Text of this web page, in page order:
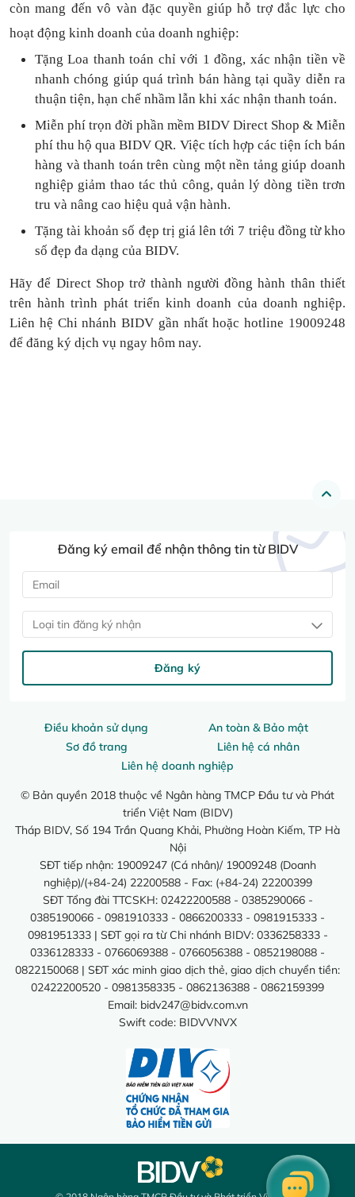
còn mang đến vô vàn đặc quyền giúp hỗ trợ đắc lực cho
hoạt động kinh doanh của doanh nghiệp:
Tặng Loa thanh toán chỉ với 1đồng, xác nhận tiền về
nhanh chóng giúp quá trình bán hàng tại quầy diễn ra
thuận tiện, hạn chế nhầm lẫn khi xác nhận thanh toán.
Miễn phí trọn đời phần mềm BIDV Direct Shop & Miễn
phí thu hộ qua BIDV QR. Việc tích hợp các tiện ích bán
hàng và thanh toántrên cùng một nền tảng giúp doanh
nghiệp giảm thao tác thủ công, quản lý dòng tiền trơn
tru và nâng cao hiệu quả vận hành.
Tặngtài khoản số đẹp trị giá lên tới 7 triệu đồng từ kho
số đẹp đa dạng của BIDV.
Hãy để Direct Shop trở thành người đồng hành thân thiết
trên hành trình phát triển kinh doanh của doanh nghiệp.
Liên hệ Chi nhánh BIDV gần nhất hoặc hotline 19009248
để đăng ký dịch vụ ngay hôm nay.
Điều khoản sử dụng
An toàn & Bảo mật
Sơ đồ trang
Liên hệ cá nhân
Liên hệ doanh nghiệp
© Bản quyền 2018 thuộc về Ngân hàng TMCP Đầu tư và Phát
triển Việt Nam (BIDV)
Tháp BIDV, Số 194 Trần Quang Khải, Phường Hoàn Kiếm, TP Hà
Nội
SĐT tiếp nhận: 19009247 (Cá nhân)/ 19009248 (Doanh
nghiệp)/(+84-24) 22200588 - Fax: (+84-24) 22200399
SĐT Tổng đài TTCSKH: 02422200588 - 0385290066 -
0385190066 - 0981910333 - 0866200333 - 0981915333 -
0981951333 | SĐT gọi ra từ Chi nhánh BIDV: 0336258333 -
0336128333 - 0766069388 - 0766056388 - 0852198088 -
0822150068 | SĐT xác minh giao dịch thẻ, giao dịch chuyển tiền:
02422200520 - 0981358335 - 0862136388 - 0862159399
Email: bidv247@bidv.com.vn
Swift code: BIDVVNVX
Đăng ký email để nhận thông tin từ BIDV
Loại tin đăng ký nhận
Đăng ký